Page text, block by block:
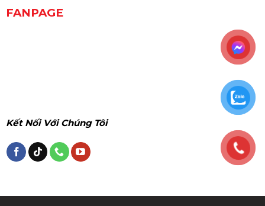
FANPAGE
Kết Nối Với Chúng Tôi